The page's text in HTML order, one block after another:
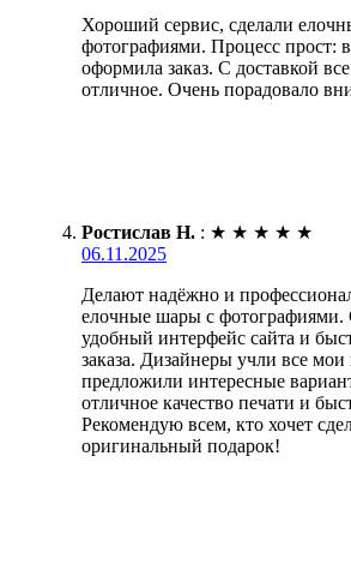
Хороший сервис, сделали
фотографиями. Процесс прост:
оформила заказ. С доставкой
отличное. Очень порадовало
Ростислав Н. : ★ ★ ★ ★ ★
06.11.2025
Делают надёжно и
елочные шары с фотографиями.
удобный интерфейс сайта и
заказа. Дизайнеры учли все
предложили интересные
отличное качество печати и
Рекомендую всем, кто хочет
оригинальный подарок!